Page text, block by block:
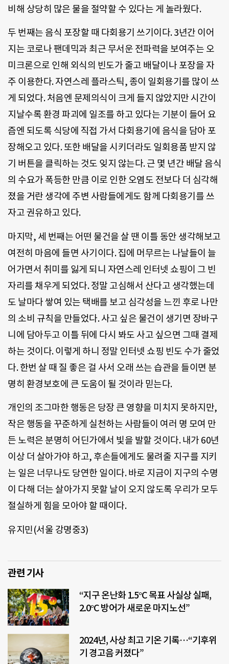
비해 상당히 많은 물을 절약할 수 있다는 게 놀라웠다.
두 번째는 음식 포장할 때 다회용기 쓰기이다. 3년간 이어
지는 코로나 팬데믹과 최근 무서운 전파력을 보여주는 오
미크론으로 인해 외식의 빈도가 줄고 배달이나 포장을 자
주 이용한다. 자연스레 플라스틱, 종이 일회용기를 많이 쓰
게 되었다. 처음엔 문제의식이 크게 들지 않았지만 시간이
지날수록 환경 파괴에 일조를 하고 있다는 기분이 들어 요
즘엔 되도록 식당에 직접 가서 다회용기에 음식을 담아 포
장해오고 있다. 또한 배달을 시키더라도 일회용품 받지 않
기 버튼을 클릭하는 것도 잊지 않는다. 근 몇 년간 배달 음식
의 수요가 폭등한 만큼 이로 인한 오염도 전보다 더 심각해
졌을 거란 생각에 주변 사람들에게도 함께 다회용기를 쓰
자고 권유하고 있다.
마지막, 세 번째는 어떤 물건을 살 땐 이틀 동안 생각해보고
여전히 마음에 들면 사기이다. 집에 머무르는 나날들이 늘
어가면서 취미를 잃게 되니 자연스레 인터넷 쇼핑이 그 빈
자리를 채우게 되었다. 정말 고심해서 산다고 생각했는데
도 날마다 쌓여 있는 택배를 보고 심각성을 느낀 후로 나만
의 소비 규칙을 만들었다. 사고 싶은 물건이 생기면 장바구
니에 담아두고 이틀 뒤에 다시 봐도 사고 싶으면 그때 결제
하는 것이다. 이렇게 하니 정말 인터넷 쇼핑 빈도 수가 줄었
다. 한번 살 때 질 좋은 걸 사서 오래 쓰는 습관을 들이면 분
명히 환경보호에 큰 도움이 될 것이라 믿는다.
개인의 조그마한 행동은 당장 큰 영향을 미치지 못하지만,
작은 행동을 꾸준하게 실천하는 사람들이 여러 명 모여 만
든 노력은 분명히 어딘가에서 빛을 발할 것이다. 내가 60년
이상 더 살아가야 하고, 후손들에게도 물려줄 지구를 지키
는 일은 너무나도 당연한 일이다. 바로 지금이 지구의 수명
이 다해 더는 살아가지 못할 날이 오지 않도록 우리가 모두
절실하게 힘을 모아야 할 때이다.
유지민(서울 강명중3)
관련 기사
“지구 온난화 1.5°C 목표 사실상 실패,
2.0°C 방어가 새로운 마지노선”
2024년, 사상 최고 기온 기록…“기후위
기 경고음 커졌다”